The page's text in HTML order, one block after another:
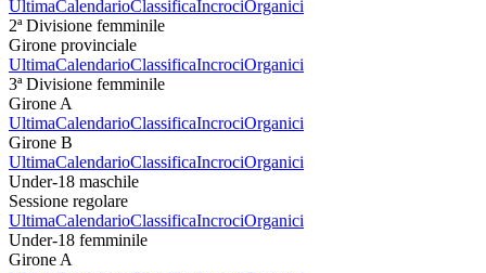
UltimaCalendarioClassificaIncrociOrganici
2ª Divisione femminile
Girone provinciale
UltimaCalendarioClassificaIncrociOrganici
3ª Divisione femminile
Girone A
UltimaCalendarioClassificaIncrociOrganici
Girone B
UltimaCalendarioClassificaIncrociOrganici
Under-18 maschile
Sessione regolare
UltimaCalendarioClassificaIncrociOrganici
Under-18 femminile
Girone A